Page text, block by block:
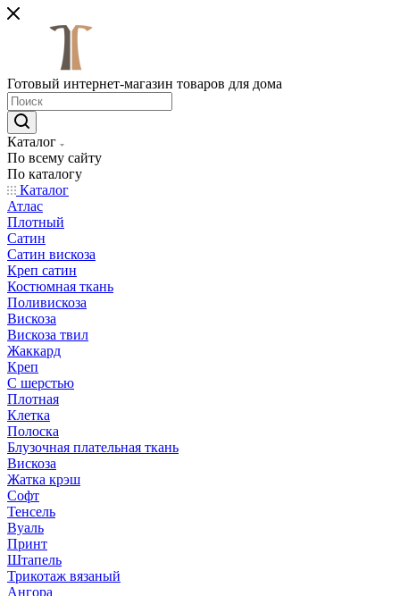
Готовый интернет-магазин товаров для дома
Каталог
По всему сайту
По каталогу
Каталог
Атлас
Плотный
Сатин
Сатин вискоза
Креп сатин
Костюмная ткань
Поливискоза
Вискоза
Вискоза твил
Жаккард
Креп
С шерстью
Плотная
Клетка
Полоска
Блузочная плательная ткань
Вискоза
Жатка крэш
Софт
Тенсель
Вуаль
Принт
Штапель
Трикотаж вязаный
Ангора